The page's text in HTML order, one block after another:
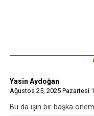
Yasin Aydoğan
Ağustos 25, 2025 Pazartesi
Bu da işin bir başka